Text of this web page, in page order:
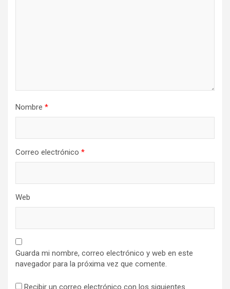
Nombre *
Correo electrónico *
Web
Guarda mi nombre, correo electrónico y web en este
navegador para la próxima vez que comente.
Recibir un correo electrónico con los siguientes